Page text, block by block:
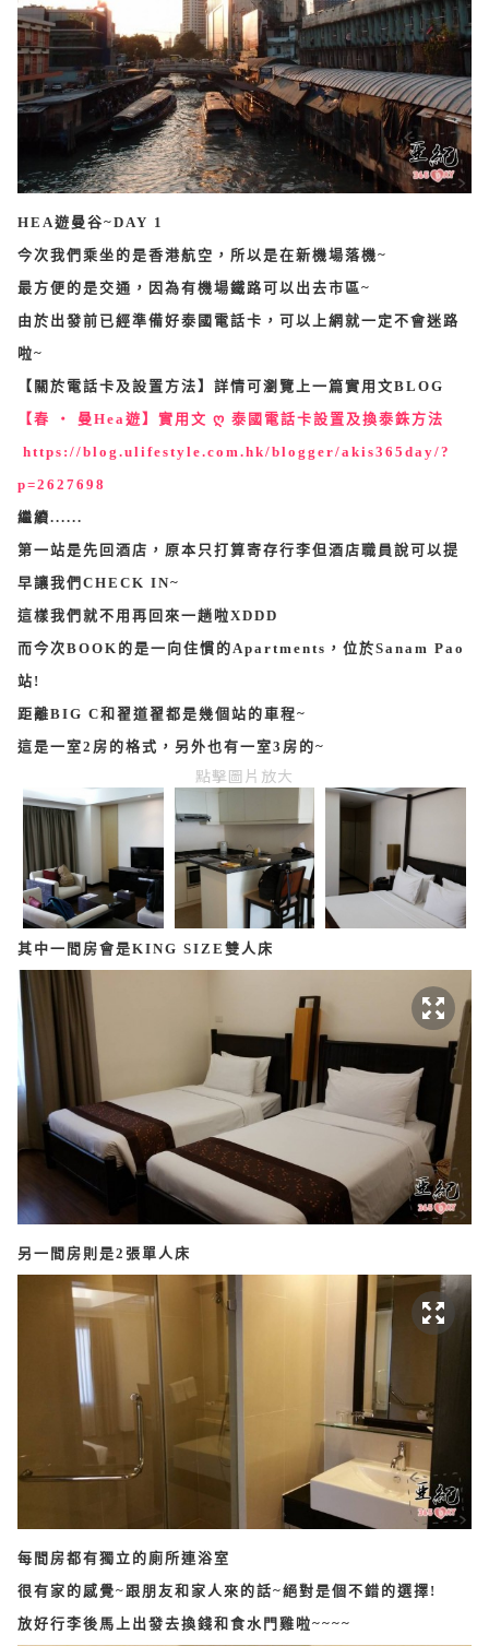
HEA遊曼谷~DAY 1
今次我們乘坐的是香港航空，所以是在新機場落機~
最方便的是交通，因為有機場鐵路可以出去市區~
由於出發前已經準備好泰國電話卡，可以上網就一定不會迷路
啦~
【關於電話卡及設置方法】詳情可瀏覽上一篇實用文BLOG
【春 ‧ 曼Hea遊】實用文 ღ 泰國電話卡設置及換泰銖方法
https://blog.ulifestyle.com.hk/blogger/akis365day/?
p=2627698
繼續......
第一站是先回酒店，原本只打算寄存行李但酒店職員說可以提
早讓我們CHECK IN~
這樣我們就不用再回來一趟啦XDDD
而今次BOOK的是一向住慣的Apartments，位於Sanam Pao
站!
距離BIG C和翟道翟都是幾個站的車程~
這是一室2房的格式，另外也有一室3房的~
點擊圖片放大
其中一間房會是KING SIZE雙人床
另一間房則是2張單人床
每間房都有獨立的廁所連浴室
很有家的感覺~跟朋友和家人來的話~絕對是個不錯的選擇!
放好行李後馬上出發去換錢和食水門雞啦~~~~